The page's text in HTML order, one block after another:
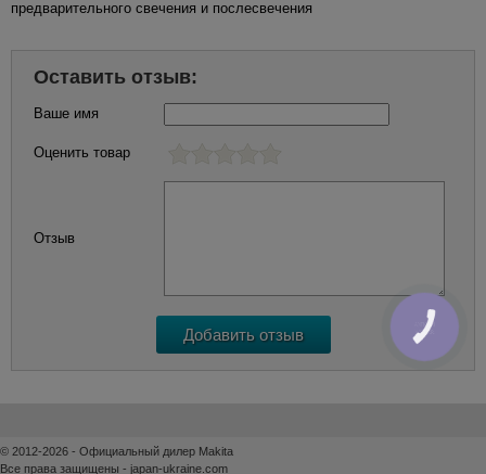
предварительного свечения и послесвечения
Оставить отзыв:
Ваше имя
Оценить товар
Отзыв
© 2012-2026 - Официальный дилер Makita
Все права защищены - japan-ukraine.com
КНОПКА
ЗВ'ЯЗКУ